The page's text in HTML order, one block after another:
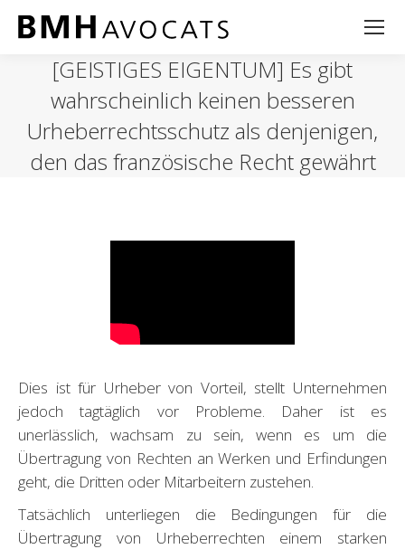
[GEISTIGES EIGENTUM] Es gibt
wahrscheinlich keinen besseren
Urheberrechtsschutz als denjenigen,
den das französische Recht gewährt
Dies ist für Urheber von Vorteil, stellt Unternehmen
jedoch tagtäglich vor Probleme. Daher ist es
unerlässlich, wachsam zu sein, wenn es um die
Übertragung von Rechten an Werken und Erfindungen
geht, die Dritten oder Mitarbeitern zustehen.
Tatsächlich unterliegen die Bedingungen für die
Übertragung von Urheberrechten einem starken